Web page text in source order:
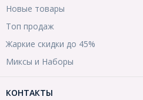
Новые товары
Топ продаж
Жаркие скидки до 45%
Миксы и Наборы
КОНТАКТЫ